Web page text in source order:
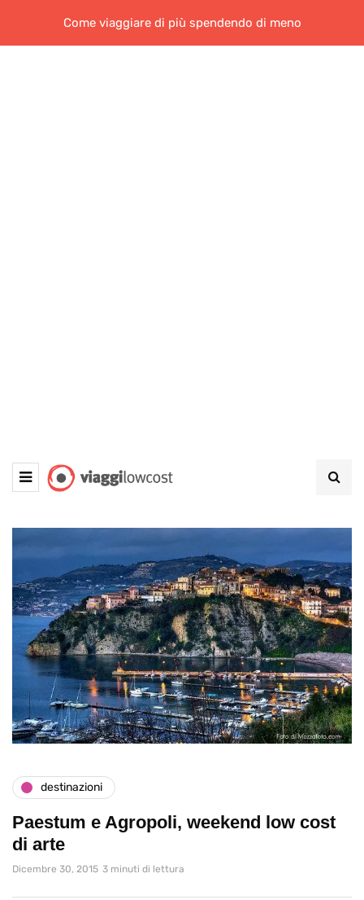
Come viaggiare di più spendendo di meno
destinazioni
Paestum e Agropoli, weekend low cost
di arte
Dicembre 30, 2015 3 minuti di lettura